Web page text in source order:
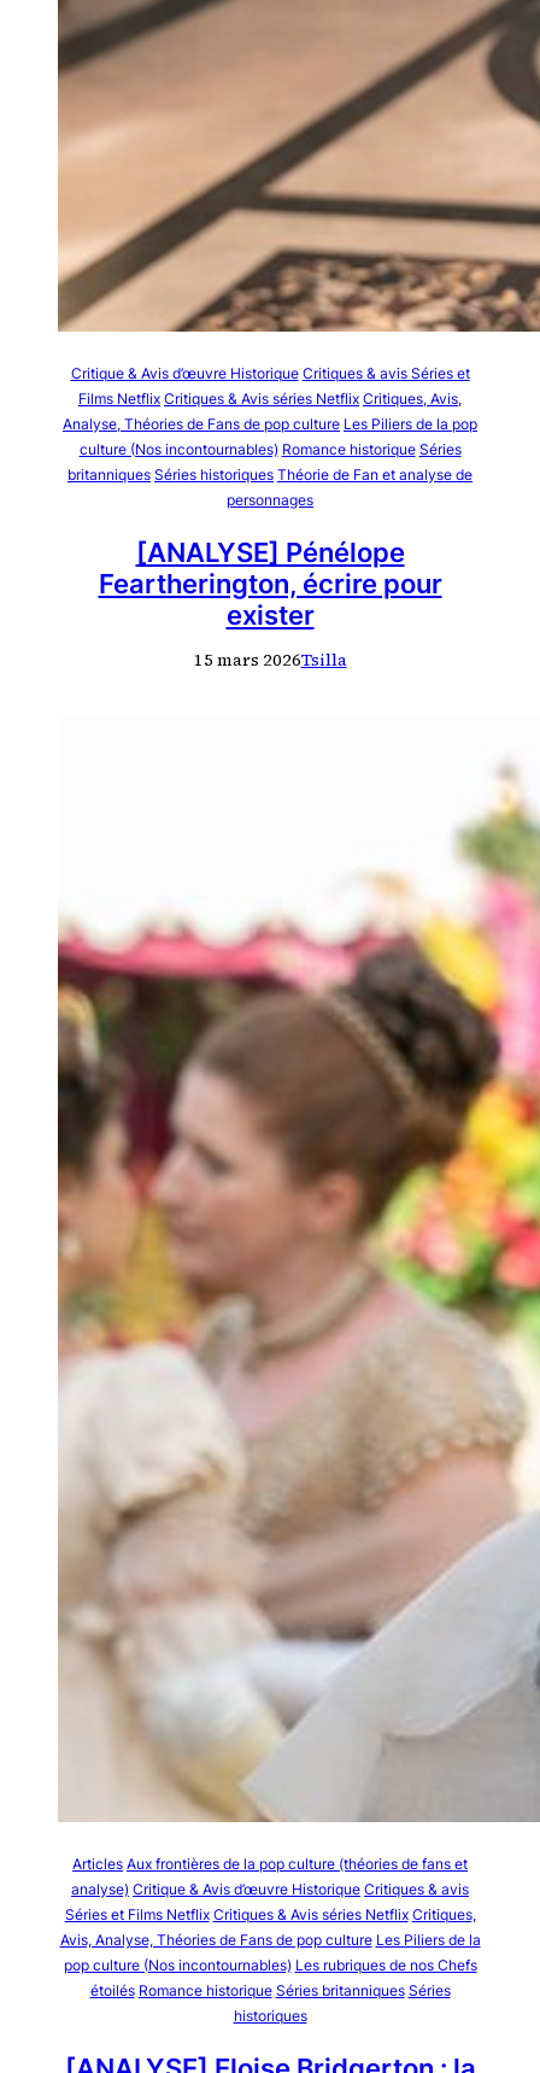
Critique & Avis d’œuvre Historique Critiques & avis Séries et
Films Netflix Critiques & Avis séries Netflix Critiques, Avis,
Analyse, Théories de Fans de pop culture Les Piliers de la pop
culture (Nos incontournables) Romance historique Séries
britanniques Séries historiques Théorie de Fan et analyse de
personnages
[ANALYSE] Pénélope
Feartherington, écrire pour
exister
15 mars 2026Tsilla
Articles Aux frontières de la pop culture (théories de fans et
analyse) Critique & Avis d’œuvre Historique Critiques & avis
Séries et Films Netflix Critiques & Avis séries Netflix Critiques,
Avis, Analyse, Théories de Fans de pop culture Les Piliers de la
pop culture (Nos incontournables) Les rubriques de nos Chefs
étoilés Romance historique Séries britanniques Séries
historiques